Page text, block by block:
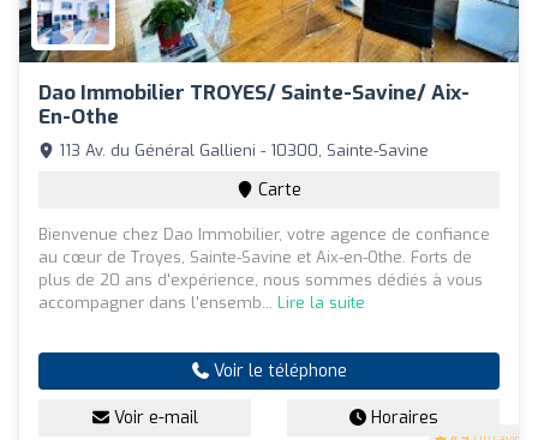
Dao Immobilier TROYES/ Sainte-Savine/ Aix-
En-Othe
113 Av. du Général Gallieni - 10300, Sainte-Savine
Carte
Bienvenue chez Dao Immobilier, votre agence de confiance
au cœur de Troyes, Sainte-Savine et Aix-en-Othe. Forts de
plus de 20 ans d'expérience, nous sommes dédiés à vous
accompagner dans l'ensemb... Lire la suite
Voir le téléphone
Voir e-mail Horaires